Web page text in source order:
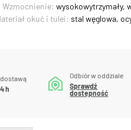
Wzmocnienie: wysokowytrzymały,
okuć i tulei: stal węglowa,
h
Odbiór w oddziale
Sprawdź
dostępność